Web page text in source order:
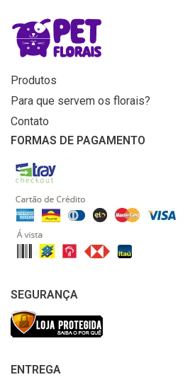
MENU
Home
Produtos
Para que servem os florais?
Contato
FORMAS DE PAGAMENTO
SEGURANÇA
ENTREGA